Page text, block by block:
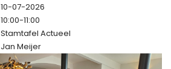
10-07-2026
10:00-11:00
Stamtafel Actueel
Jan Meijer